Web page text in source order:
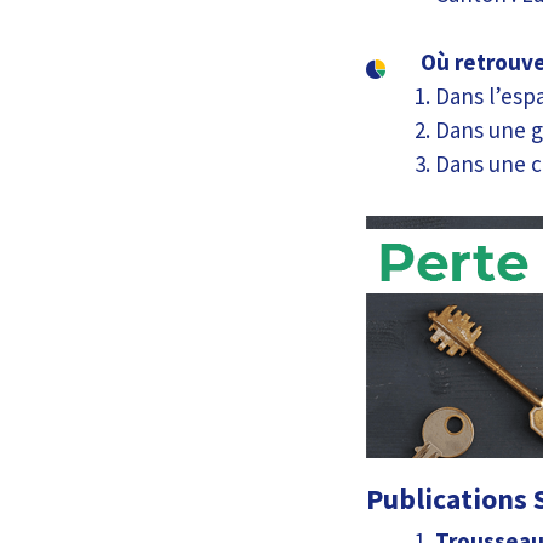
Où
Dans
Dans une
Dans une
Publications